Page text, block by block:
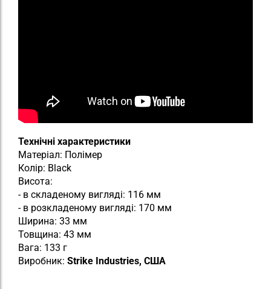
Технічні характеристики
Матеріал: Полімер
Колір: Black
Висота:
- в складеному вигляді: 116 мм
- в розкладеному вигляді: 170 мм
Ширина: 33 мм
Товщина: 43 мм
Вага: 133 г
Виробник: Strike Industries, США